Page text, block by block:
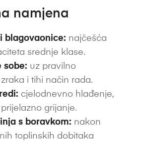
namjena
blagovaonice: najčešća
srednje klase.
sobe: uz pravilno
i tihi način rada.
cjelodnevno hlađenje,
grijanje.
s boravkom: nakon
toplinskih dobitaka